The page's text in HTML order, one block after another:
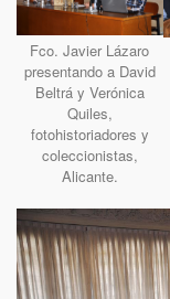
Fco. Javier Lázaro
presentando a David
Beltrá y Verónica
Quiles,
fotohistoriadores y
coleccionistas,
Alicante.